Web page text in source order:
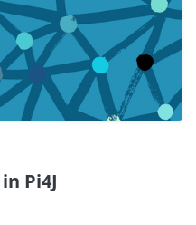
Pi4J